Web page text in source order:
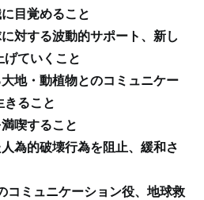
目覚めること
対する波動的サポート、新し
げていくこと
地・動植物とのコミュニケー
きること
喫すること
為的破壊行為を阻止、緩和さ
コミュニケーション役、地球救